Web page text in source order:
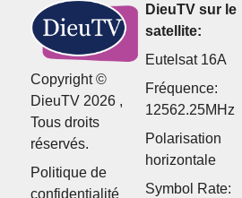
Copyright ©
DieuTV 2026 ,
Tous droits
réservés.
Politique de
confidentialité
DieuTV sur le
satellite:
Eutelsat 16A
Fréquence:
12562.25MHz
Polarisation
horizontale
Symbol Rate: